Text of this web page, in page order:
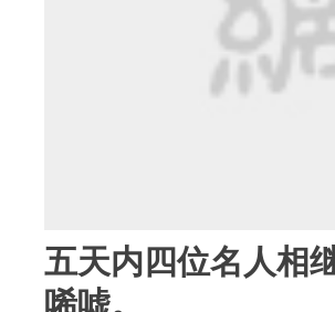
五天内四位名人相
唏嘘。